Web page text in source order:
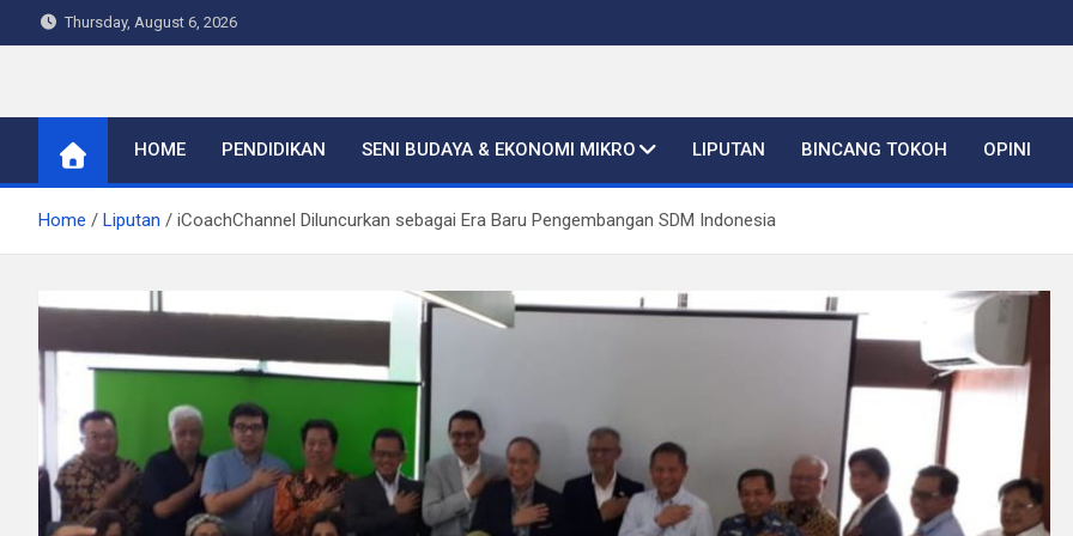
to
Thursday, August 6, 2026
Warta Indo
HOME PENDIDIKAN SENI BUDAYA & EKONOMI MIKRO LIPUTAN BINCANG TOKOH OPINI
Home Liputan iCoachChannel Diluncurkan sebagai Era Baru Pengembangan SDM Indonesia